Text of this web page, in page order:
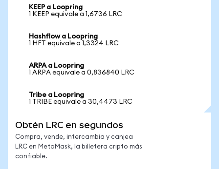
KEEP a Loopring
1 KEEP equivale a 1,6736 LRC
Hashflow a Loopring
1 HFT equivale a 1,3324 LRC
ARPA a Loopring
1 ARPA equivale a 0,836840 LRC
Tribe a Loopring
1 TRIBE equivale a 30,4473 LRC
Obtén LRC en segundos
Compra, vende, intercambia y canjea
LRC en MetaMask, la billetera cripto más
confiable.